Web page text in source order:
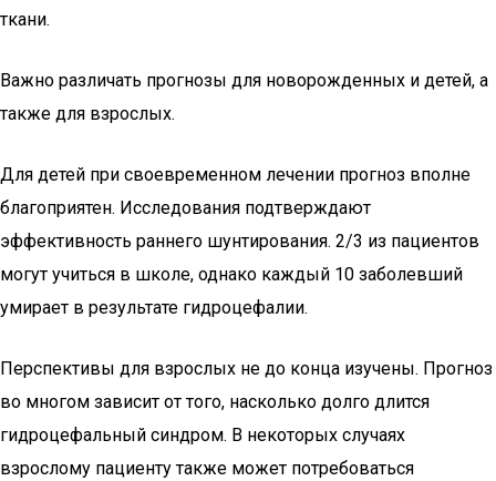
ткани.
Важно различать прогнозы для новорожденных и детей, а
также для взрослых.
Для детей при своевременном лечении прогноз вполне
благоприятен. Исследования подтверждают
эффективность раннего шунтирования. 2/3 из пациентов
могут учиться в школе, однако каждый 10 заболевший
умирает в результате гидроцефалии.
Перспективы для взрослых не до конца изучены. Прогноз
во многом зависит от того, насколько долго длится
гидроцефальный синдром. В некоторых случаях
взрослому пациенту также может потребоваться